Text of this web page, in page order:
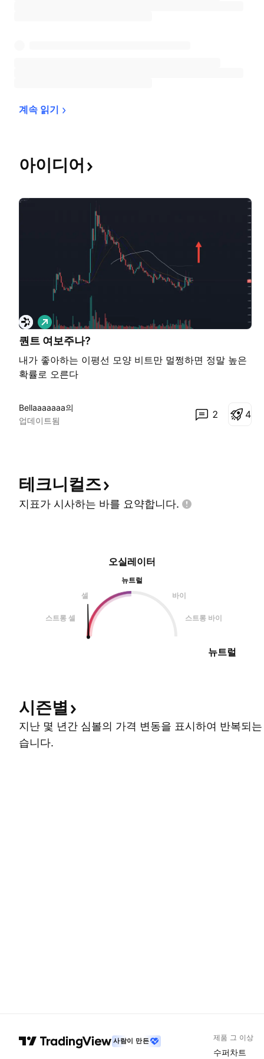
계속 읽기
아이디어
퀀트 여보주나?
내가 좋아하는 이평선 모양 비트만 멀쩡하면 정말 높은
확률로 오른다
롱
Bellaaaaaaa의
업데이트됨
2 4
테크니컬즈
지표가 시사하는 바를 요약합니다.
오실레이터
뉴트럴
셀
바이
스트롱 셀 스트롱 바이
뉴트럴
시즌별
지난 몇 년간 심볼의 가격 변동을 표시하여 반복되
습니다.
사람이 만든 제품 그 이상
수퍼차트